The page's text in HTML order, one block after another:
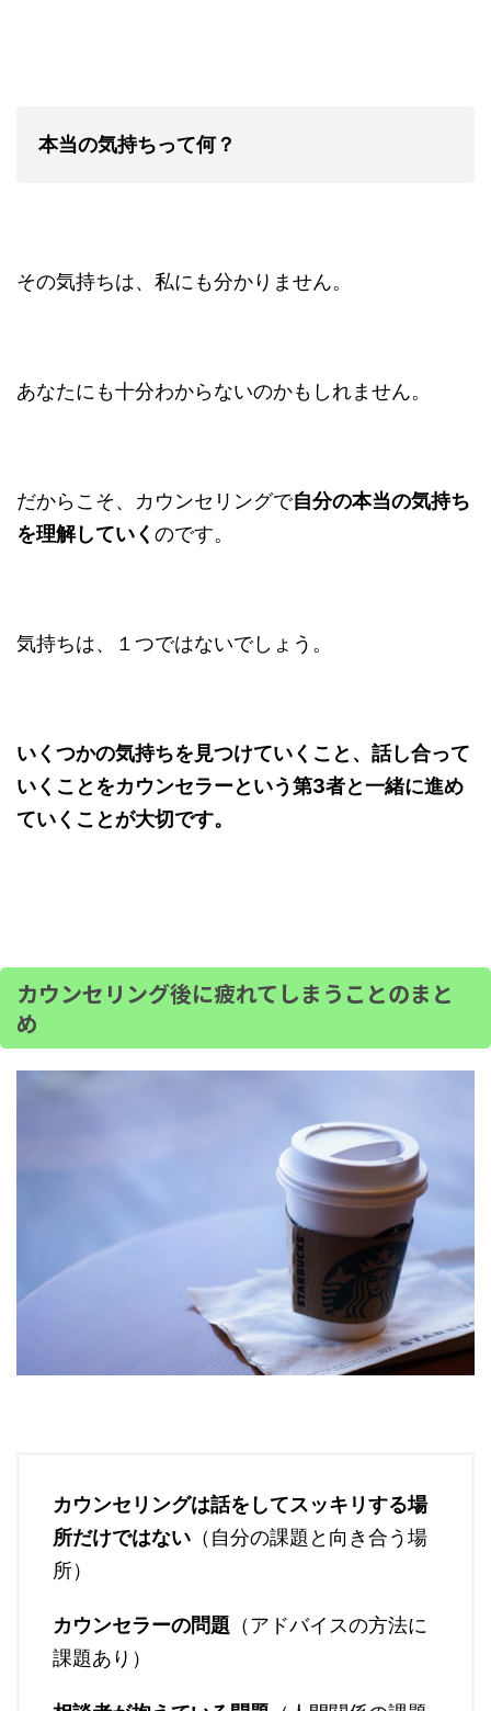
本当の気持ちって何？
その気持ちは、私にも分かりません。
あなたにも十分わからないのかもしれません。
だからこそ、カウンセリングで自分の本当の気持ち
を理解していく のです。
気持ちは、１つではないでしょう。
いくつかの気持ちを見つけていくこと、話し合って
いくことをカウンセラーという第3者と一緒に進め
ていくことが大切です。
カウンセリング後に疲れてしまうことのまと
め
カウンセリングは話をしてスッキリする場
所だけではない （自分の課題と向き合う場
所）
カウンセラーの問題 （アドバイスの方法に
課題あり）